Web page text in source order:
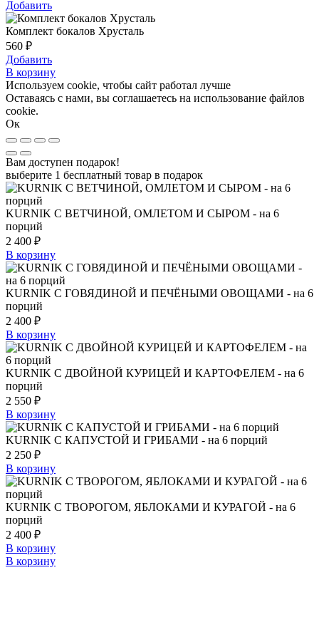
Добавить
Комплект бокалов Хрусталь
560 ₽
Добавить
В корзину
Используем cookie, чтобы сайт работал лучше
Оставаясь с нами, вы соглашаетесь на использование файлов
cookie.
Ок
Вам доступен подарок!
выберите 1 бесплатный товар в подарок
KURNIK С ВЕТЧИНОЙ, ОМЛЕТОМ И СЫРОМ - на 6
порций
2 400 ₽
В корзину
KURNIK С ГОВЯДИНОЙ И ПЕЧЁНЫМИ ОВОЩАМИ - на 6
порций
2 400 ₽
В корзину
KURNIK С ДВОЙНОЙ КУРИЦЕЙ И КАРТОФЕЛЕМ - на 6
порций
2 550 ₽
В корзину
KURNIK С КАПУСТОЙ И ГРИБАМИ - на 6 порций
2 250 ₽
В корзину
KURNIK С ТВОРОГОМ, ЯБЛОКАМИ И КУРАГОЙ - на 6
порций
2 400 ₽
В корзину
В корзину